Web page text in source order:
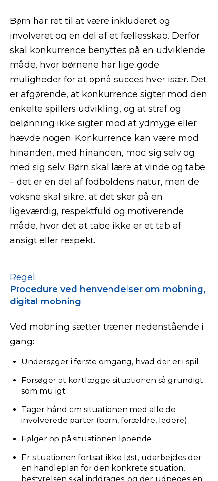
Børn har ret til at være inkluderet og
involveret og en del af et fællesskab. Derfor
skal konkurrence benyttes på en udviklende
måde, hvor børnene har lige gode
muligheder for at opnå succes hver især. Det
er afgørende, at konkurrence sigter mod den
enkelte spillers udvikling, og at straf og
belønning ikke sigter mod at ydmyge eller
hævde nogen. Konkurrence kan være mod
hinanden, med hinanden, mod sig selv og
med sig selv. Børn skal lære at vinde og tabe
– det er en del af fodboldens natur, men de
voksne skal sikre, at det sker på en
ligeværdig, respektfuld og motiverende
måde, hvor det at tabe ikke er et tab af
ansigt eller respekt.
Regel:
Procedure ved henvendelser om mobning,
digital mobning
Ved mobning sætter træner nedenstående i
gang:
Undersøger i første omgang, hvad der er i spil
Forsøger at kortlægge situationen så grundigt
som muligt
Tager hånd om situationen med alle de
involverede parter (barn, forældre, ledere)
Følger op på situationen løbende
Er situationen fortsat ikke løst, udarbejdes der
en handleplan for den konkrete situation,
bestyrelsen skal inddrages, og der udpeges en